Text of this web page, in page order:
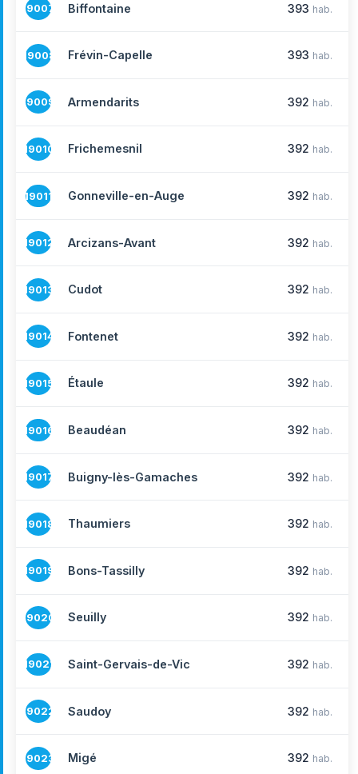
19007 Biffontaine 393 hab.
19008 Frévin-Capelle 393 hab.
19009 Armendarits 392 hab.
19010 Frichemesnil 392 hab.
19011 Gonneville-en-Auge 392 hab.
19012 Arcizans-Avant 392 hab.
19013 Cudot 392 hab.
19014 Fontenet 392 hab.
19015 Étaule 392 hab.
19016 Beaudéan 392 hab.
19017 Buigny-lès-Gamaches 392 hab.
19018 Thaumiers 392 hab.
19019 Bons-Tassilly 392 hab.
19020 Seuilly 392 hab.
19021 Saint-Gervais-de-Vic 392 hab.
19022 Saudoy 392 hab.
19023 Migé 392 hab.